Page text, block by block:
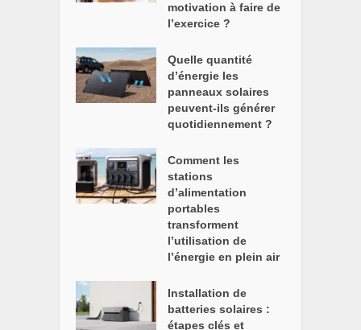
motivation à faire de
l’exercice ?
Quelle quantité
d’énergie les
panneaux solaires
peuvent-ils générer
quotidiennement ?
Comment les
stations
d’alimentation
portables
transforment
l’utilisation de
l’énergie en plein air
Installation de
batteries solaires :
étapes clés et